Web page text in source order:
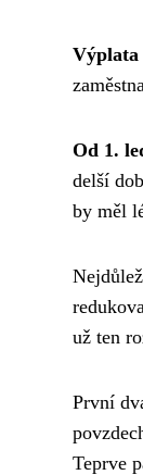
Výplata
Od 1.
delší
by měl
už ten
První
Teprve